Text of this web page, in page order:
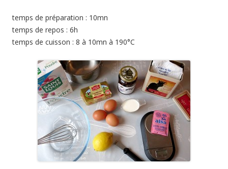
temps de préparation : 10mn
temps de repos : 6h
temps de cuisson : 8 à 10mn à 190°C